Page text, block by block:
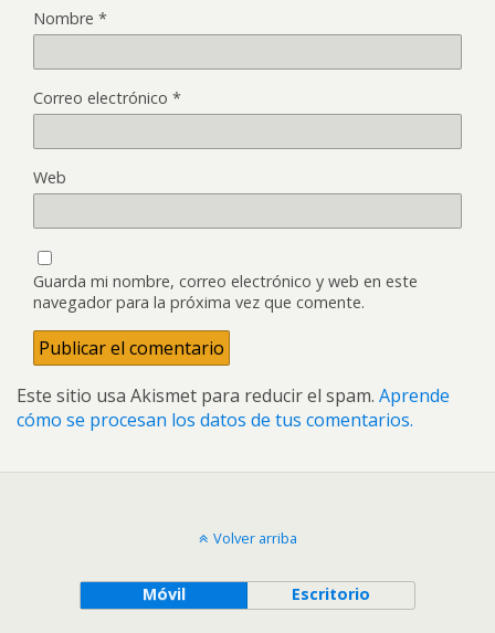
Nombre *
Correo electrónico *
Web
Guarda mi nombre, correo electrónico y web en este
navegador para la próxima vez que comente.
Este sitio usa Akismet para reducir el spam. Aprende
cómo se procesan los datos de tus comentarios.
Volver arriba
Móvil Escritorio